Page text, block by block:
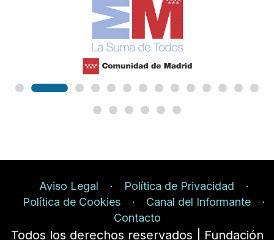
Aviso Legal
Política de Privacidad
Política de Cookies
Canal del Informante
Contacto
Todos los derechos reservados | Fundación